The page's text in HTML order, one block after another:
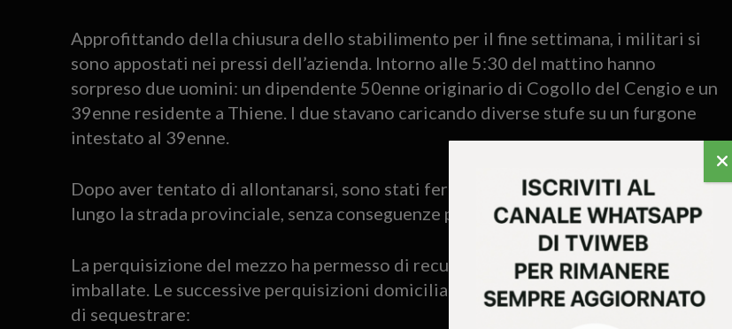
Approfittando della chiusura dello stabilimento per il fine settimana, i militari si
sono appostati nei pressi dell’azienda. Intorno alle 5:30 del mattino hanno
sorpreso due uomini: un dipendente 50enne originario di Cogollo del Cengio e un
39enne residente a Thiene. I due stavano caricando diverse stufe su un furgone
intestato al 39enne.
Dopo aver tentato di allontanarsi, sono stati fermati dalle pattuglie dell’Arma
lungo la strada provinciale, senza conseguenze per la sicurezza pubblica.
La perquisizione del mezzo ha permesso di recuperare sei stufe nuove ancora
imballate. Le successive perquisizioni domiciliari hanno poi consentito ai militari
di sequestrare: